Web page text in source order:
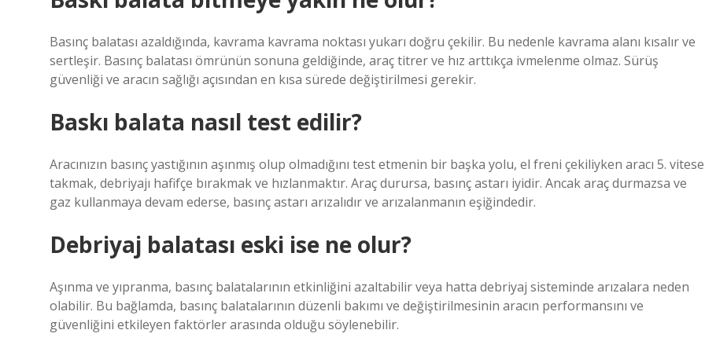
Basınç balatası azaldığında, kavrama kavrama noktası yukarı doğru çekilir. Bu nedenle kavrama alanı kısalır ve
sertleşir. Basınç balatası ömrünün sonuna geldiğinde, araç titrer ve hız arttıkça ivmelenme olmaz. Sürüş
güvenliği ve aracın sağlığı açısından en kısa sürede değiştirilmesi gerekir.
Baskı balata nasıl test edilir?
Aracınızın basınç yastığının aşınmış olup olmadığını test etmenin bir başka yolu, el freni çekiliyken aracı 5. vitese
takmak, debriyajı hafifçe bırakmak ve hızlanmaktır. Araç durursa, basınç astarı iyidir. Ancak araç durmazsa ve
gaz kullanmaya devam ederse, basınç astarı arızalıdır ve arızalanmanın eşiğindedir.
Debriyaj balatası eski ise ne olur?
Aşınma ve yıpranma, basınç balatalarının etkinliğini azaltabilir veya hatta debriyaj sisteminde arızalara neden
olabilir. Bu bağlamda, basınç balatalarının düzenli bakımı ve değiştirilmesinin aracın performansını ve
güvenliğini etkileyen faktörler arasında olduğu söylenebilir.